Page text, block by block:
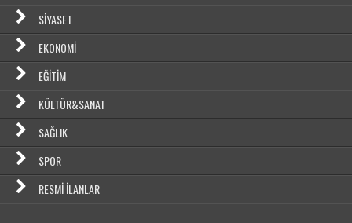
SIYASET
EKONOMI
EĞITIM
KÜLTÜR&SANAT
SAĞLIK
SPOR
RESMI İLANLAR